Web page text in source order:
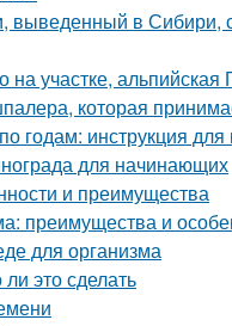
выведенный в Сибири,
участке, альпийская
которая
годам: инструкция
для начинающих
и преимущества
преимущества и
для организма
это сделать